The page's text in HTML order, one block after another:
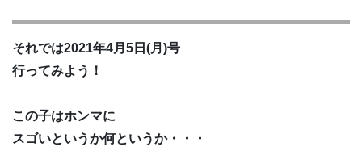
それでは2021年4月5日(月)号
行ってみよう！
この子はホンマに
スゴいというか何というか・・・